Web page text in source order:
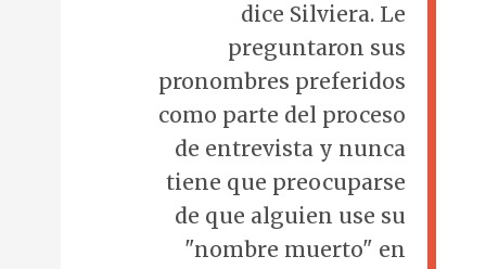
dice Silviera. Le
preguntaron sus
pronombres preferidos
como parte del proceso
de entrevista y nunca
tiene que preocuparse
de que alguien use su
"nombre muerto" en